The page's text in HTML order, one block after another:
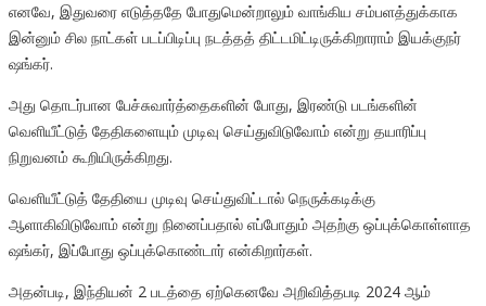
எனவே, இதுவரை எடுத்ததே போதுமென்றாலும் வாங்கிய சம்பளத்துக்காக
இன்னும் சில நாட்கள் படப்பிடிப்பு நடத்தத் திட்டமிட்டிருக்கிறாராம் இயக்குநர்
ஷங்கர்.
அது தொடர்பான பேச்சுவார்த்தைகளின் போது, இரண்டு படங்களின்
வெளியீட்டுத் தேதிகளையும் முடிவு செய்துவிடுவோம் என்று தயாரிப்பு
நிறுவனம் கூறியிருக்கிறது.
வெளியீட்டுத் தேதியை முடிவு செய்துவிட்டால் நெருக்கடிக்கு
ஆளாகிவிடுவோம் என்று நினைப்பதால் எப்போதும் அதற்கு ஒப்புக்கொள்ளாத
ஷங்கர், இப்போது ஒப்புக்கொண்டார் என்கிறார்கள்.
அதன்படி, இந்தியன் 2 படத்தை ஏற்கெனவே அறிவித்தபடி 2024 ஆம்